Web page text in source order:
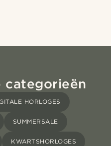
categorieën
HORLOGES
SUMMERSALE
KWARTSHORLOGES